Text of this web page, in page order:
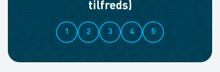
tilfreds)
1 2 3 4 5